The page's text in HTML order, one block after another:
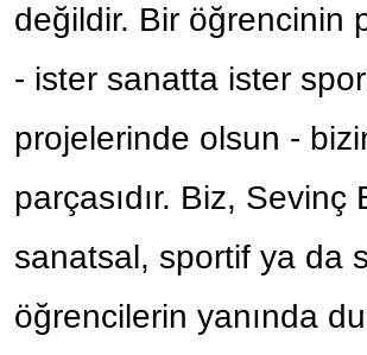
değildir. Bir öğrencinin
- ister sanatta ister
projelerinde olsun -
parçasıdır. Biz,
sanatsal, sportif ya da
öğrencilerin yanında